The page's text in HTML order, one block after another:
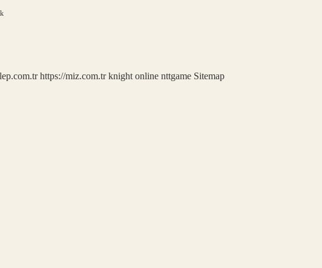
https://miz.com.tr knight online nttgame Sitemap